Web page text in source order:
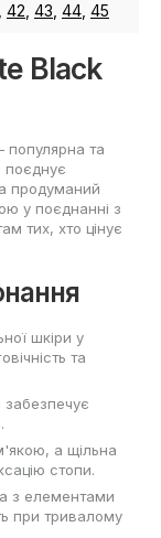
42 43 44 45
Black
та
поєднує
продуманий
у поєднанні з
тих, хто цінує
шкіри у
та
забезпечує
а щільна
стопи.
з елементами
при тривалому